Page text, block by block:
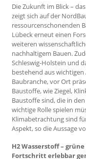
Die Zukunft im Blick –
zeigt sich auf der
ressourcenschonenden
Lübeck erneut einen
weiteren
nachhaltigem Bauen.
Schleswig-Holstein und
bestehend aus
Baubranche, vor Ort
Baustoffe, wie Ziegel,
Baustoffe sind, die in
wichtige Rolle spielen
Klimabetrachtung sind
Aspekt, so die Aussage
H2 Wasserstoff –
Fortschritt erlebbar